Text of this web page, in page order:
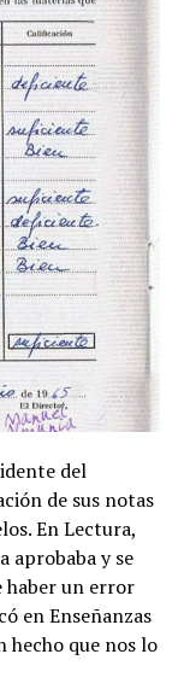
del
de sus notas
En Lectura,
aprobaba y se
haber un error
en Enseñanzas
hecho que nos lo